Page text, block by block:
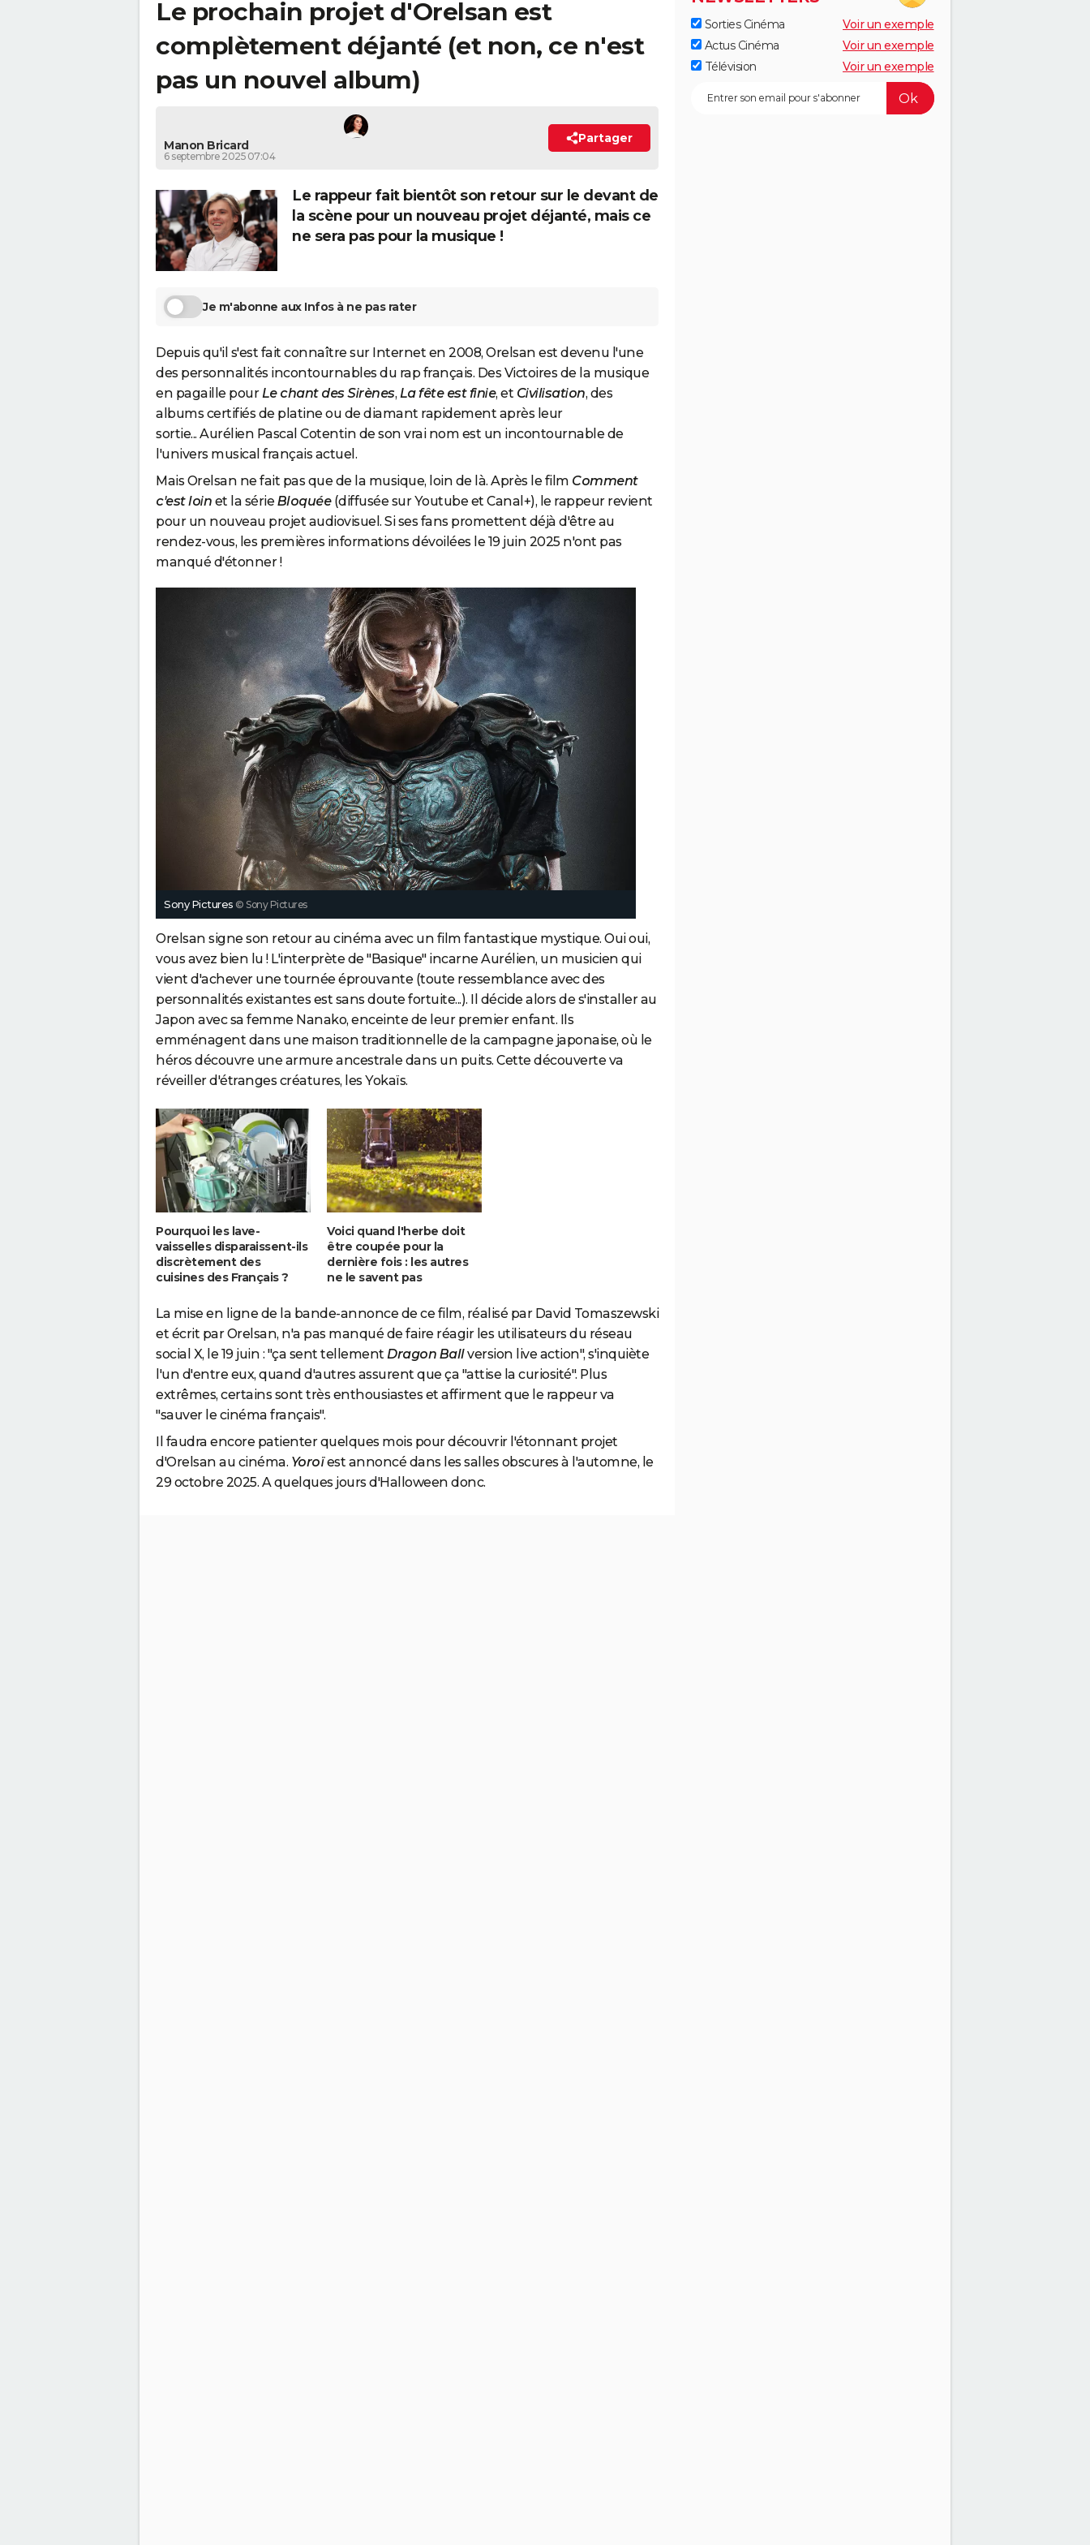
Le prochain projet d'Orelsan est
complètement déjanté (et non, ce n'est
pas un nouvel album)
Manon Bricard
6 septembre 2025 07:04
Partager
Le rappeur fait bientôt son retour sur le devant de
la scène pour un nouveau projet déjanté, mais ce
ne sera pas pour la musique !
Je m'abonne aux Infos à ne pas rater
Depuis qu'il s'est fait connaître sur Internet en 2008, Orelsan est devenu l'une
des personnalités incontournables du rap français. Des Victoires de la musique
en pagaille pourLe chant des Sirènes, La fête est finie, et Civilisation, des
albums certifiés de platine ou de diamant rapidement après leur
sortie... Aurélien Pascal Cotentin de son vrai nom est un incontournable de
l'univers musical français actuel.
Mais Orelsan ne fait pas que de la musique, loin de là. Après le film Comment
c'est loin et la série Bloquée (diffusée sur Youtube et Canal+), le rappeur revient
pour un nouveau projet audiovisuel. Si ses fans promettent déjà d'être au
rendez-vous, les premières informations dévoilées le 19 juin 2025 n'ont pas
manqué d'étonner !
Sony Pictures © Sony Pictures
Orelsan signe son retour au cinéma avec un film fantastique mystique. Oui oui,
vous avez bien lu ! L'interprète de "Basique" incarne Aurélien, un musicien qui
vient d'achever une tournée éprouvante (toute ressemblance avec des
personnalités existantes est sans doute fortuite...). Il décide alors de s'installer au
Japon avec sa femme Nanako, enceinte de leur premier enfant. Ils
emménagent dans une maison traditionnelle de la campagne japonaise, où le
héros découvre une armure ancestrale dans un puits. Cette découverte va
réveiller d'étranges créatures, les Yokaïs.
Pourquoi les lave-
vaisselles disparaissent-ils
discrètement des
cuisines des Français ?
Voici quand l'herbe doit
être coupée pour la
dernière fois : les autres
ne le savent pas
La mise en ligne de la bande-annonce de ce film, réalisé par David Tomaszewski
et écrit par Orelsan, n'a pas manqué de faire réagir les utilisateurs du réseau
social X, le 19 juin : "ça sent tellement Dragon Ballversion live action", s'inquiète
l'un d'entre eux, quand d'autres assurent que ça "attise la curiosité". Plus
extrêmes, certains sont très enthousiastes et affirment que le rappeur va
"sauver le cinéma français".
Il faudra encore patienter quelques mois pour découvrir l'étonnant projet
d'Orelsan au cinéma. Yoroïest annoncé dans les salles obscures à l'automne, le
29 octobre 2025. A quelques jours d'Halloween donc.
Sorties Cinéma
Voir un exemple
Actus Cinéma
Voir un exemple
Télévision
Voir un exemple